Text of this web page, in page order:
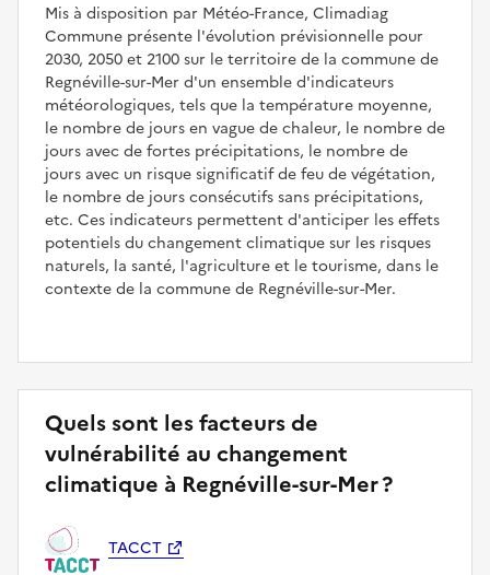
Mis à disposition par Météo-France, Climadiag
Commune présente l'évolution prévisionnelle pour
2030, 2050 et 2100 sur le territoire de la commune de
Regnéville-sur-Mer d'un ensemble d'indicateurs
météorologiques, tels que la température moyenne,
le nombre de jours en vague de chaleur, le nombre de
jours avec de fortes précipitations, le nombre de
jours avec un risque significatif de feu de végétation,
le nombre de jours consécutifs sans précipitations,
etc. Ces indicateurs permettent d'anticiper les effets
potentiels du changement climatique sur les risques
naturels, la santé, l'agriculture et le tourisme, dans le
contexte de la commune de Regnéville-sur-Mer.
Quels sont les facteurs de
vulnérabilité au changement
climatique à Regnéville-sur-Mer ?
TACCT